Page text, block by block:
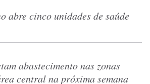
abre cinco unidades de saúde
abastecimento nas zonas
central na próxima semana